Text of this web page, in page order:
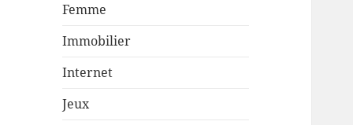
Femme
Immobilier
Internet
Jeux